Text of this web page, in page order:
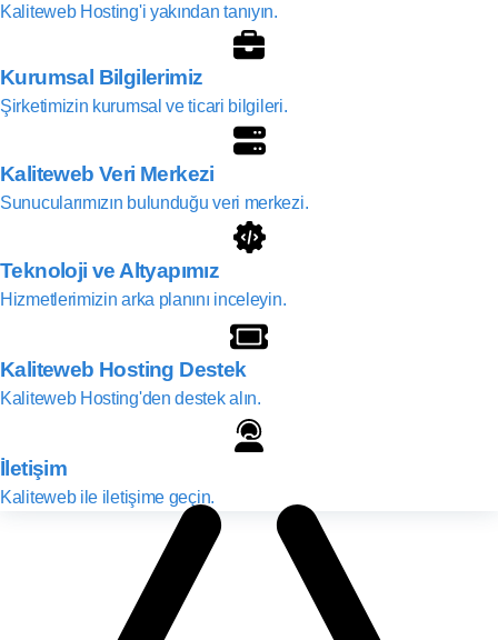
Kaliteweb Hosting'i yakından tanıyın.
Kurumsal Bilgilerimiz
Şirketimizin kurumsal ve ticari bilgileri.
Kaliteweb Veri Merkezi
Sunucularımızın bulunduğu veri merkezi.
Teknoloji ve Altyapımız
Hizmetlerimizin arka planını inceleyin.
Kaliteweb Hosting Destek
Kaliteweb Hosting'den destek alın.
İletişim
Kaliteweb ile iletişime geçin.